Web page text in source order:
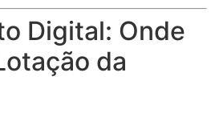
Digital: Onde
da